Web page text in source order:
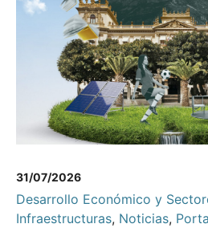
31/07/2026
Desarrollo Económico y
Infraestructuras, Noticias,